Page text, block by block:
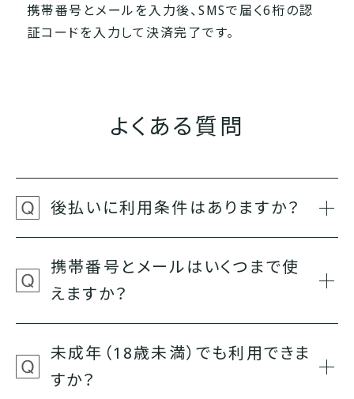
携帯番号とメールを入力後、SMSで届く6桁の認
証コードを入力して決済完了です。
よくある質問
後払いに利用条件はありますか？
携帯番号とメールはいくつまで使
えますか？
未成年（18歳未満）でも利用できま
すか？